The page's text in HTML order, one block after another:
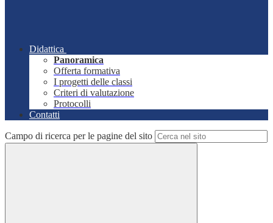
Didattica
Panoramica
Offerta formativa
I progetti delle classi
Criteri di valutazione
Protocolli
Contatti
Campo di ricerca per le pagine del sito